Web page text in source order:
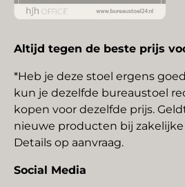
Altijd tegen de beste prijs
*Heb je deze stoel ergens
kun je dezelfde bureaustoel
kopen voor dezelfde prijs.
nieuwe producten bij zakelijke
Details op aanvraag.
Social Media